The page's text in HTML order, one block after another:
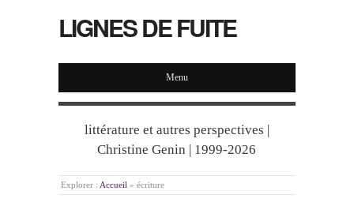
LIGNES DE FUITE
Menu
littérature et autres perspectives |
Christine Genin | 1999-2026
Explorer : Accueil » écriture